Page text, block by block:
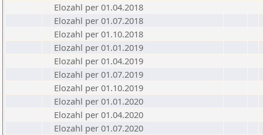
Elozahl per 01.04.2018
Elozahl per 01.07.2018
Elozahl per 01.10.2018
Elozahl per 01.01.2019
Elozahl per 01.04.2019
Elozahl per 01.07.2019
Elozahl per 01.10.2019
Elozahl per 01.01.2020
Elozahl per 01.04.2020
Elozahl per 01.07.2020